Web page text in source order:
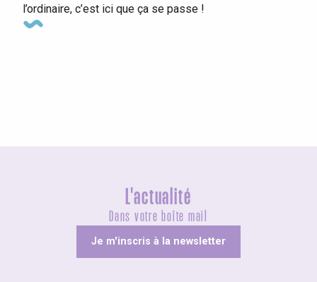
l’ordinaire, c’est ici que ça se passe !
L'actualité
Dans votre boîte mail
Je m'inscris à la newsletter